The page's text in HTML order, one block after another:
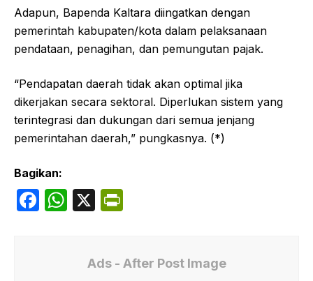
Adapun, Bapenda Kaltara diingatkan dengan
pemerintah kabupaten/kota dalam pelaksanaan
pendataan, penagihan, dan pemungutan pajak.
“Pendapatan daerah tidak akan optimal jika
dikerjakan secara sektoral. Diperlukan sistem yang
terintegrasi dan dukungan dari semua jenjang
pemerintahan daerah,” pungkasnya. (*)
Bagikan:
F
W X
Fr
Ads - After Post Image